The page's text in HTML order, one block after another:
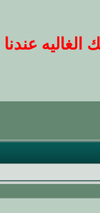
عندنا